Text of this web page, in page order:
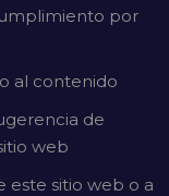
por
al contenido
de
web
este sitio web o a